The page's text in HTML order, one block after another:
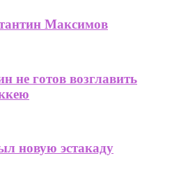
Максимов
не готов возглавить
новую эстакаду